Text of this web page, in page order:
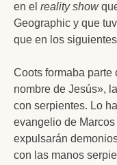
en el reality show
Geographic y que
que en los
Coots formaba parte
nombre de Jesús»,
con serpientes. Lo
evangelio de
expulsarán
con las manos